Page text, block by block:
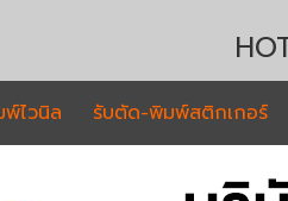
ไวนิล รับตัด-พิมพ์สติกเกอร์